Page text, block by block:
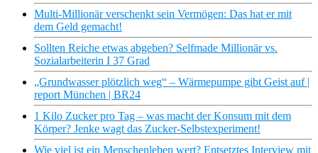
Multi-Millionär verschenkt sein Vermögen: Das hat er mit
dem Geld gemacht!
Sollten Reiche etwas abgeben? Selfmade Millionär vs.
Sozialarbeiterin I 37 Grad
„Grundwasser plötzlich weg“ – Wärmepumpe gibt Geist auf |
report München | BR24
1 Kilo Zucker pro Tag – was macht der Konsum mit dem
Körper? Jenke wagt das Zucker-Selbstexperiment!
Wie viel ist ein Menschenleben wert? Entsetztes Interview mit